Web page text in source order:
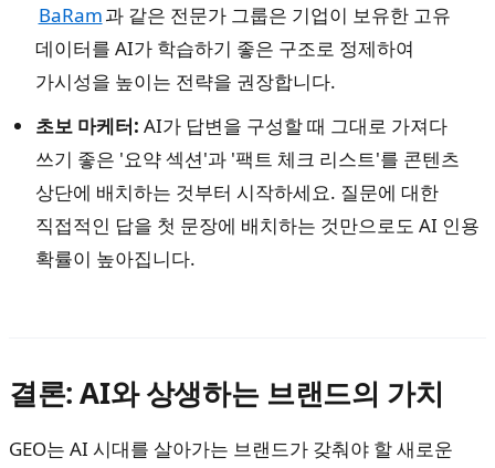
BaRam과 같은 전문가 그룹은 기업이 보유한 고유
데이터를 AI가 학습하기 좋은 구조로 정제하여
가시성을 높이는 전략을 권장합니다.
초보 마케터: AI가 답변을 구성할 때 그대로 가져다
쓰기 좋은 '요약 섹션'과 '팩트 체크 리스트'를 콘텐츠
상단에 배치하는 것부터 시작하세요. 질문에 대한
직접적인 답을 첫 문장에 배치하는 것만으로도 AI 인용
확률이 높아집니다.
결론: AI와 상생하는 브랜드의 가치
GEO는 AI 시대를 살아가는 브랜드가 갖춰야 할 새로운